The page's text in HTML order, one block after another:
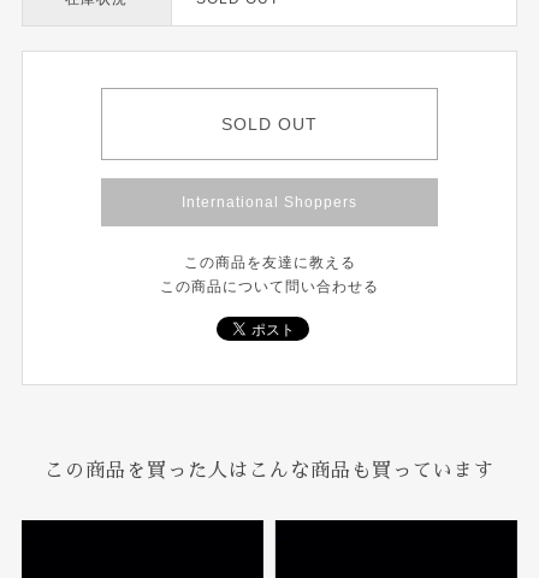
SOLD OUT
International Shoppers
この商品を友達に教える
この商品について問い合わせる
この商品を買った人はこんな商品も買っています